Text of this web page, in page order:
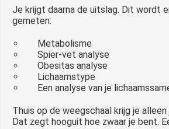
Je krijgt daarna de uitslag. Dit wordt
gemeten:
Metabolisme
Spier-vet analyse
Obesitas analyse
Lichaamstype
Een analyse van je
Thuis op de weegschaal krijg je
Dat zegt hooguit hoe zwaar je bent.